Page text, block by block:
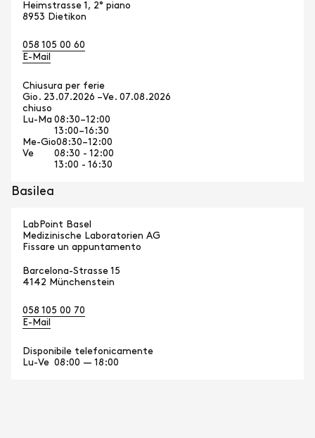
Heimstrasse 1, 2° piano
8953 Dietikon
058 105 00 60
E-Mail
Chiusura per ferie
Gio. 23.07.2026 –Ve. 07.08.2026
chiuso
Lu-Ma 08:30–12:00
13:00–16:30
Me-Gio08:30–12:00
Ve
08:30 - 12:00
13:00 - 16:30
Basilea
LabPoint Basel
Medizinische Laboratorien AG
Fissare un appuntamento
Barcelona-Strasse 15
4142 Münchenstein
058 105 00 70
E-Mail
Disponibile telefonicamente
Lu-Ve 08:00 — 18:00